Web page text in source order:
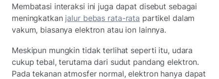
Membatasi interaksi ini juga dapat disebut sebagai
meningkatkan jalur bebas rata-rata partikel dalam
vakum, biasanya elektron atau ion lainnya.
Meskipun mungkin tidak terlihat seperti itu, udara
cukup tebal, terutama dari sudut pandang elektron.
Pada tekanan atmosfer normal, elektron hanya dapat